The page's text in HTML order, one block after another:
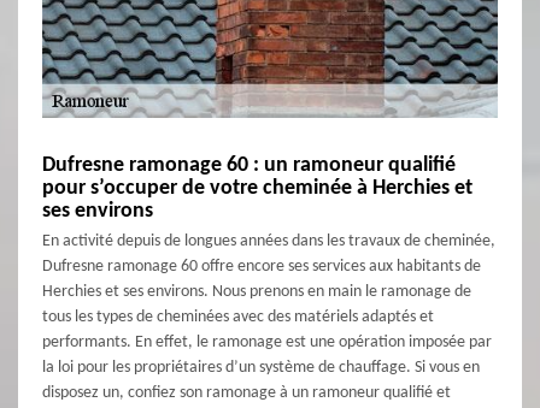
Dufresne ramonage 60 : un ramoneur qualifié
pour s’occuper de votre cheminée à Herchies et
ses environs
En activité depuis de longues années dans les travaux de cheminée,
Dufresne ramonage 60 offre encore ses services aux habitants de
Herchies et ses environs. Nous prenons en main le ramonage de
tous les types de cheminées avec des matériels adaptés et
performants. En effet, le ramonage est une opération imposée par
la loi pour les propriétaires d’un système de chauffage. Si vous en
disposez un, confiez son ramonage à un ramoneur qualifié et